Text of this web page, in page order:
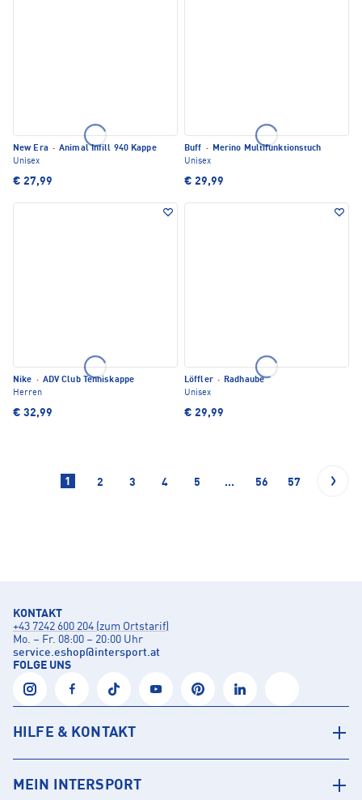
New Era · Animal Infill 940 Kappe
Unisex
€ 27,99
Buff · Merino Multifunktionstuch
Unisex
€ 29,99
Nike · ADV Club Tenniskappe
Herren
€ 32,99
Löffler · Radhaube
Unisex
€ 29,99
1 2 3 4 5 ... 56 57
KONTAKT
+43 7242 600 204 (zum Ortstarif)
Mo. – Fr. 08:00 – 20:00 Uhr
service.eshop@intersport.at
FOLGE UNS
HILFE & KONTAKT
MEIN INTERSPORT